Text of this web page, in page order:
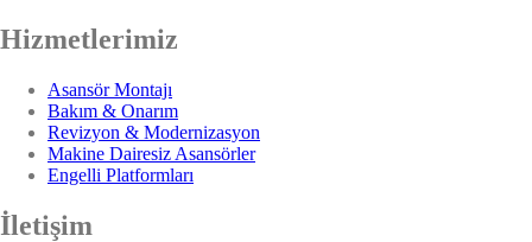
Hizmetlerimiz
Asansör Montajı
Bakım & Onarım
Revizyon & Modernizasyon
Makine Dairesiz Asansörler
Engelli Platformları
İletişim